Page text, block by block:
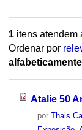
1itens atendem
Ordenar por
alfabeticamente
Atalie 50
por Thais